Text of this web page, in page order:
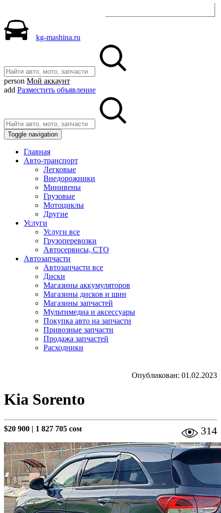
kg-mashina.ru
person Мой аккаунт
add Разместить объявление
Toggle navigation
Главная
Авто-транспорт
Легковые
Внедорожники
Минивены
Грузовые
Мотоциклы
Другие
Услуги
Услуги все
Грузоперевозки
Автосервисы, СТО
Автозапчасти
Автозапчасти все
Диски
Магазины аккумуляторов
Магазины дисков и шин
Магазины запчастей
Мультимедиа и аксессуары
Покупка авто на запчасти
Привозные запчасти
Продажа запчастей
Расходники
Опубликован: 01.02.2023
Kia Sorento
$20 900 | 1 827 705 сом 314